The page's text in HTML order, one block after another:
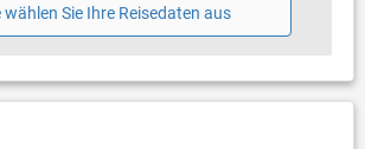
wählen Sie Ihre Reisedaten aus